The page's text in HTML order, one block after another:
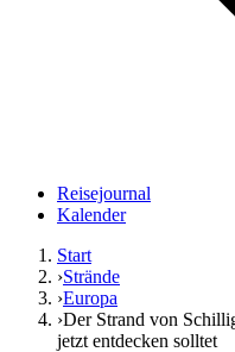
Reisejournal
Kalender
Start
›Strände
›Europa
›Der Strand von
jetzt entdecken solltet